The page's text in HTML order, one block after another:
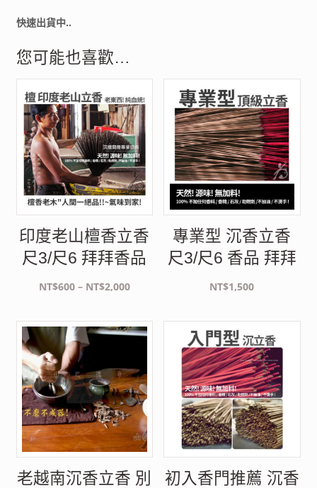
快速出貨中..
您可能也喜歡…
印度老山檀香立香
尺3/尺6 拜拜香品
NT$600 – NT$2,000價
圍：
NT$2,000
專業型 沉香立香
尺3/尺6 香品 拜拜
NT$1,500
老越南沉香立香 別
初入香門推薦 沉香